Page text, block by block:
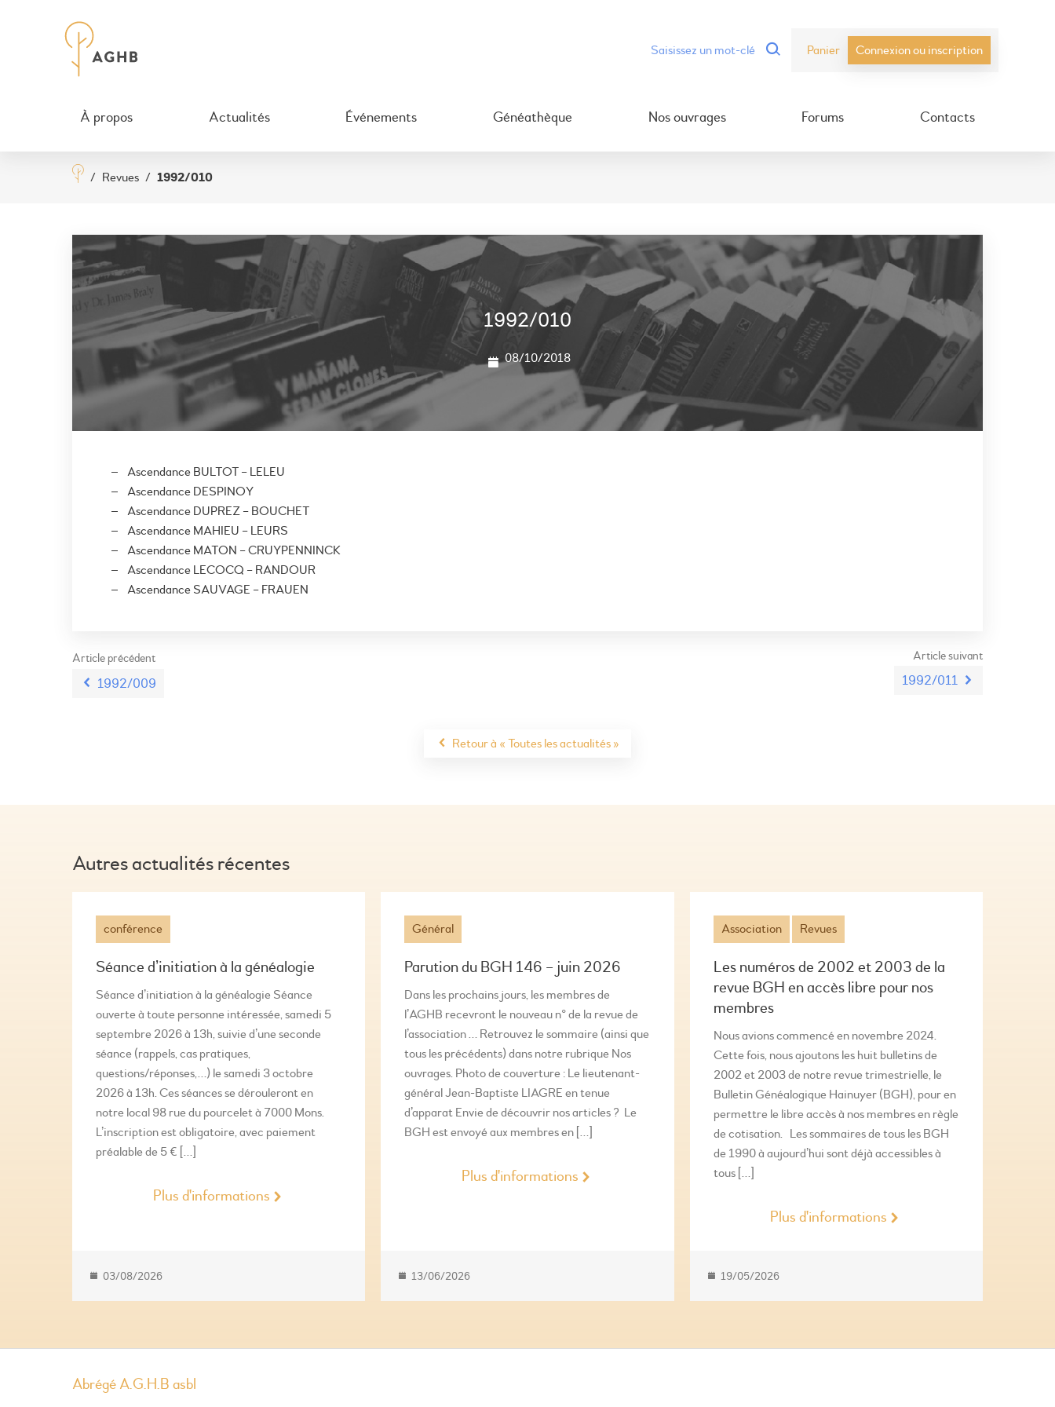
Panier Connexion ou inscription
À propos Actualités Événements Généathèque Nos ouvrages Forums Contacts
/ Revues / 1992/010
1992/010
08/10/2018
Ascendance BULTOT – LELEU
Ascendance DESPINOY
Ascendance DUPREZ – BOUCHET
Ascendance MAHIEU – LEURS
Ascendance MATON – CRUYPENNINCK
Ascendance LECOCQ – RANDOUR
Ascendance SAUVAGE – FRAUEN
Article précédent
1992/009
Article suivant
1992/011
Retour à « Toutes les actualités »
Autres actualités récentes
conférence
Séance d’initiation à la généalogie
Séance d’initiation à la généalogie Séance
ouverte à toute personne intéressée, samedi 5
septembre 2026 à 13h, suivie d’une seconde
séance (rappels, cas pratiques,
questions/réponses,…) le samedi 3 octobre
2026 à 13h. Ces séances se dérouleront en
notre local 98 rue du pourcelet à 7000 Mons.
L’inscription est obligatoire, avec paiement
préalable de 5 € […]
Plus d'informations
03/08/2026
Général
Parution du BGH 146 – juin 2026
Dans les prochains jours, les membres de
l’AGHB recevront le nouveau n° de la revue de
l’association … Retrouvez le sommaire (ainsi que
tous les précédents) dans notre rubrique Nos
ouvrages. Photo de couverture : Le lieutenant-
général Jean-Baptiste LIAGRE en tenue
d’apparat Envie de découvrir nos articles ? Le
BGH est envoyé aux membres en […]
Plus d'informations
13/06/2026
Association Revues
Les numéros de 2002 et 2003 de la
revue BGH en accès libre pour nos
membres
Nous avions commencé en novembre 2024.
Cette fois, nous ajoutons les huit bulletins de
2002 et 2003 de notre revue trimestrielle, le
Bulletin Généalogique Hainuyer (BGH), pour en
permettre le libre accès à nos membres en règle
de cotisation. Les sommaires de tous les BGH
de 1990 à aujourd’hui sont déjà accessibles à
tous […]
Plus d'informations
19/05/2026
Abrégé A.G.H.B asbl